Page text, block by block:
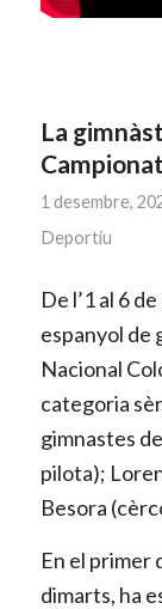
La
1 desembre,
Deportiu
De l’1 al 6
espanyol de
Nacional
categoria
gimnastes
pilota);
Besora
En el primer
dimarts, ha